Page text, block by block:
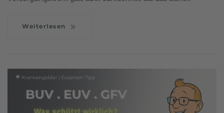
Weiterlesen